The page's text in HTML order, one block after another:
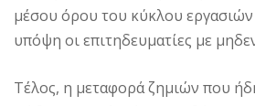
μέσου όρου του κύκλου
υπόψη οι επιτηδευματίες με
Τέλος, η μεταφορά ζημιών που